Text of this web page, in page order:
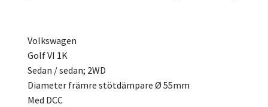
Volkswagen
Golf VI 1K
Sedan / sedan; 2WD
Diameter främre stötdämpare Ø 55mm
Med DCC